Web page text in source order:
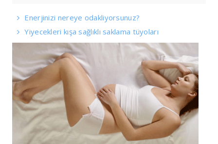
Enerjinizi nereye odakliyorsunuz?
Yiyecekleri kışa sağlıklı saklama tüyoları